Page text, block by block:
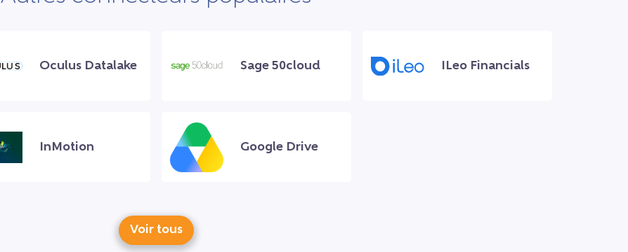
Oculus Datalake Sage 50cloud ILeo Financials
InMotion Google Drive
Voir tous